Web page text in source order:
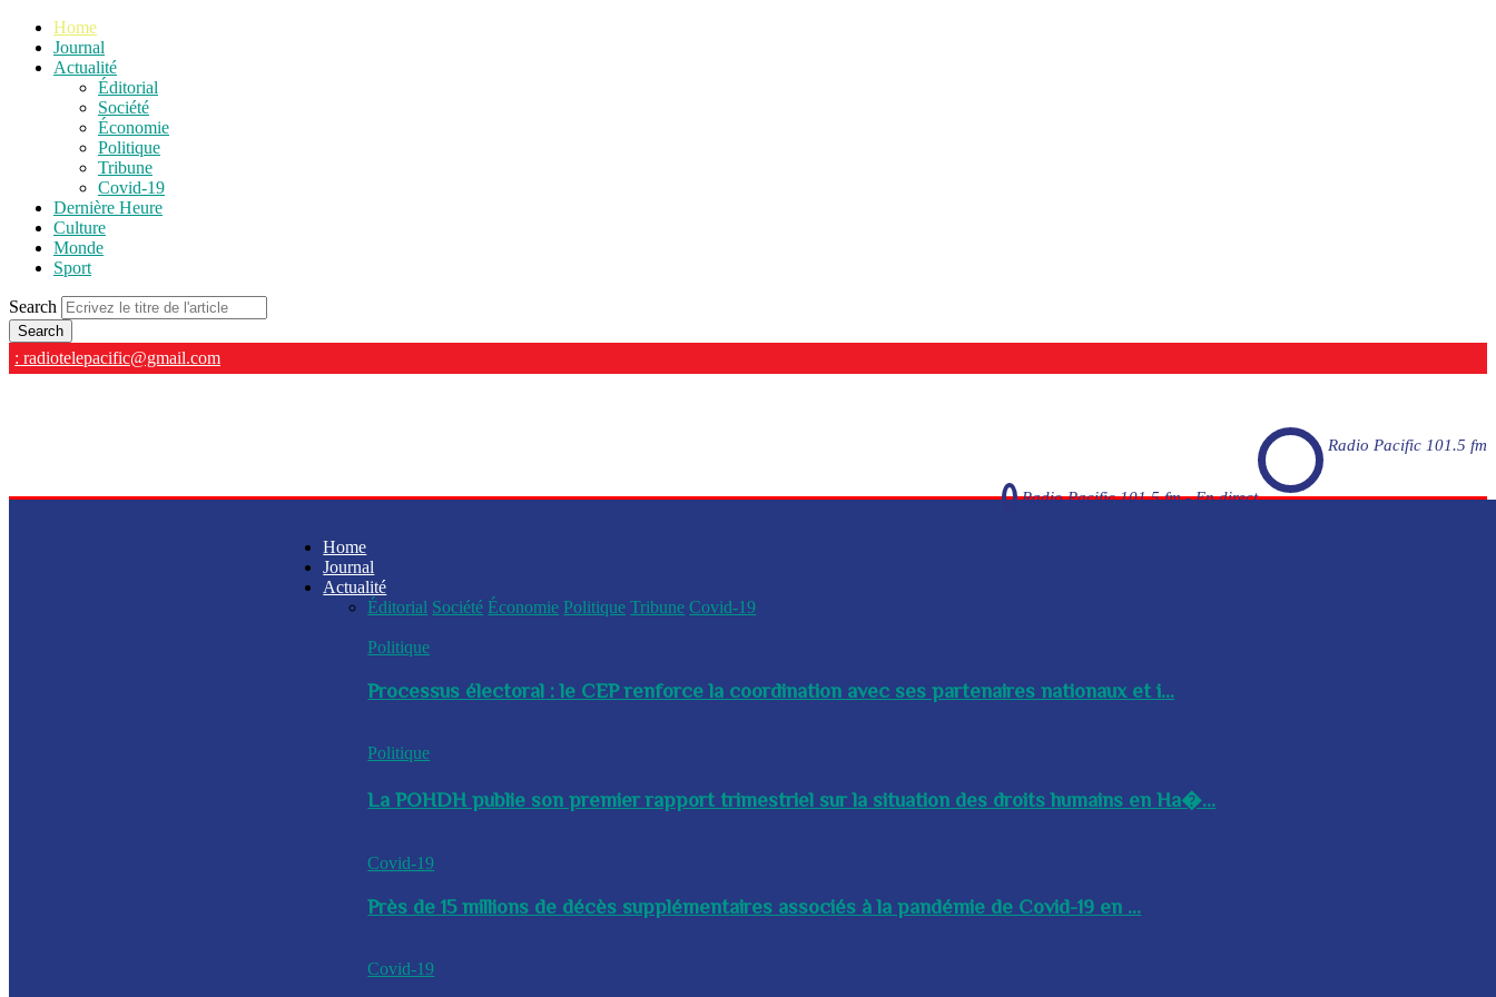
Home
Journal
Actualité
Éditorial
Société
Économie
Politique
Tribune
Covid-19
Dernière Heure
Culture
Monde
Sport
Search
: radiotelepacific@gmail.com
Radio Pacific 101.5 fm
Radio Pacific 101.5 fm - En direct
Home
Journal
Actualité
Éditorial Société Économie Politique Tribune Covid-19
Politique
Processus électoral : le CEP renforce la coordination avec ses partenaires nationaux et i...
Politique
La POHDH publie son premier rapport trimestriel sur la situation des droits humains en Ha�...
Covid-19
Près de 15 millions de décès supplémentaires associés à la pandémie de Covid-19 en ...
Covid-19